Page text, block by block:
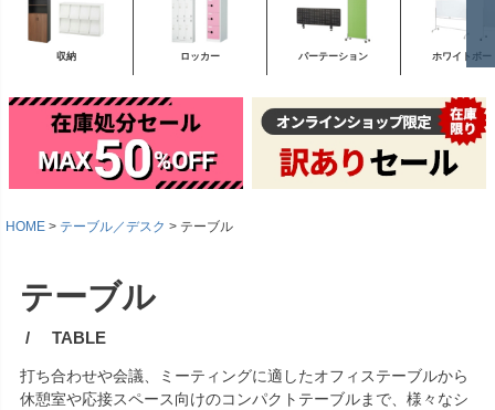
収納 ロッカー パーテーション ホワイトボー
HOME テーブル／デスク テーブル
テーブル
TABLE
打ち合わせや会議、ミーティングに適したオフィステーブルから
休憩室や応接スペース向けのコンパクトテーブルまで、様々なシ